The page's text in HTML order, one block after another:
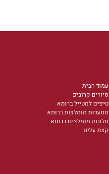
עמוד הבית
סיורים קרובים
טיפים למטייל ברומא
מסעדות מומלצות ברומא
מלונות מומלצים ברומא
קצת עלינו